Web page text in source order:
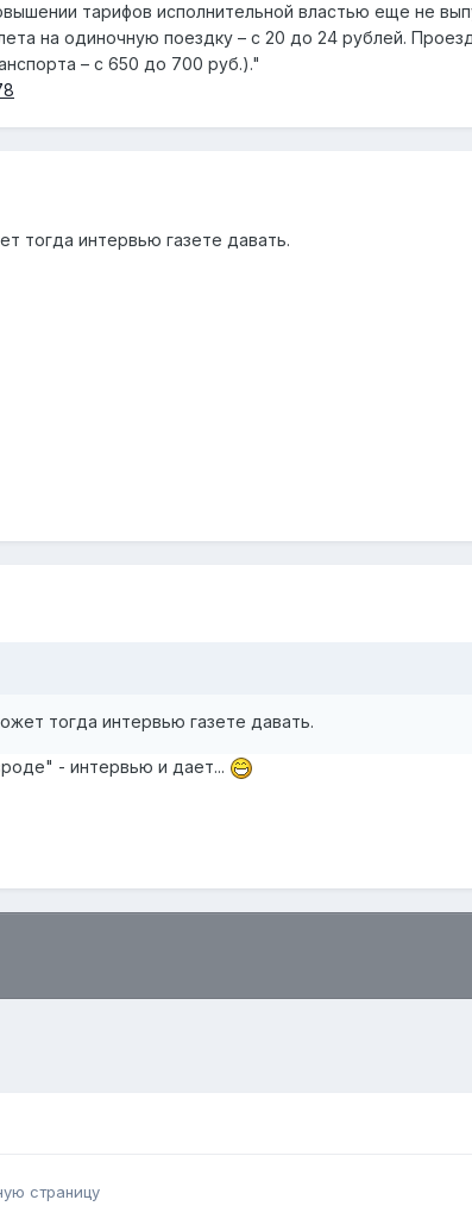
тарифов исполнительной властью еще не
на одиночную поездку – с 20 до 24 рублей.
– с 650 до 700 руб.)."
тогда интервью газете давать.
тогда интервью газете давать.
- интервью и дает...
страницу